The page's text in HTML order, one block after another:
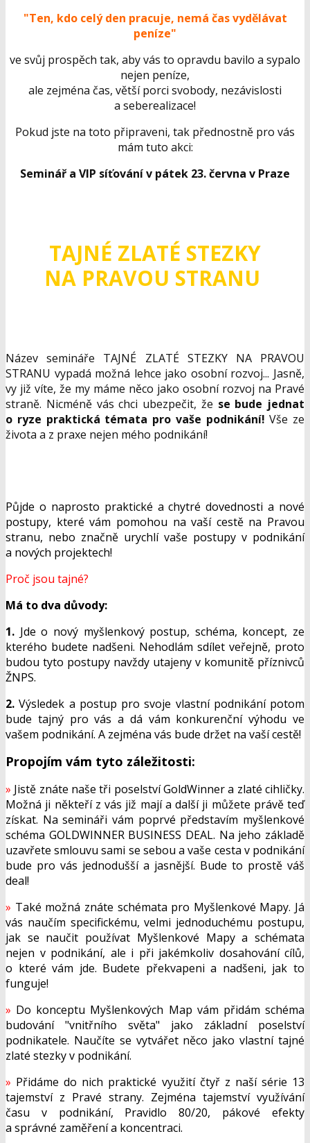
"Ten, kdo celý den pracuje, nemá čas vydělávat
peníze"
ve svůj prospěch tak, aby vás to opravdu bavilo a sypalo
nejen peníze,
ale zejména čas, větší porci svobody, nezávislosti
a seberealizace!
Pokud jste na toto připraveni, tak přednostně pro vás
mám tuto akci:
Seminář a VIP síťování v pátek 23. června v Praze
TAJNÉ ZLATÉ STEZKY
NA PRAVOU STRANU
Název semináře TAJNÉ ZLATÉ STEZKY NA PRAVOU
STRANU vypadá možná lehce jako osobní rozvoj... Jasně,
vy již víte, že my máme něco jako osobní rozvoj na Pravé
straně. Nicméně vás chci ubezpečit, že se bude jednat
o ryze praktická témata pro vaše podnikání! Vše ze
života a z praxe nejen mého podnikání!
Půjde o naprosto praktické a chytré dovednosti a nové
postupy, které vám pomohou na vaší cestě na Pravou
stranu, nebo značně urychlí vaše postupy v podnikání
a nových projektech!
Proč jsou tajné?
Má to dva důvody:
1. Jde o nový myšlenkový postup, schéma, koncept, ze
kterého budete nadšeni. Nehodlám sdílet veřejně, proto
budou tyto postupy navždy utajeny v komunitě příznivců
ŽNPS.
2. Výsledek a postup pro svoje vlastní podnikání potom
bude tajný pro vás a dá vám konkurenční výhodu ve
vašem podnikání. A zejména vás bude držet na vaší cestě!
Propojím vám tyto záležitosti:
» Jistě znáte naše tři poselství GoldWinner a zlaté cihličky.
Možná ji někteří z vás již mají a další ji můžete právě teď
získat. Na semináři vám poprvé představím myšlenkové
schéma GOLDWINNER BUSINESS DEAL. Na jeho základě
uzavřete smlouvu sami se sebou a vaše cesta v podnikání
bude pro vás jednodušší a jasnější. Bude to prostě váš
deal!
» Také možná znáte schémata pro Myšlenkové Mapy. Já
vás naučím specifickému, velmi jednoduchému postupu,
jak se naučit používat Myšlenkové Mapy a schémata
nejen v podnikání, ale i při jakémkoliv dosahování cílů,
o které vám jde. Budete překvapeni a nadšeni, jak to
funguje!
» Do konceptu Myšlenkových Map vám přidám schéma
budování "vnitřního světa" jako základní poselství
podnikatele. Naučíte se vytvářet něco jako vlastní tajné
zlaté stezky v podnikání.
» Přidáme do nich praktické využití čtyř z naší série 13
tajemství z Pravé strany. Zejména tajemství využívání
času v podnikání, Pravidlo 80/20, pákové efekty
a správné zaměření a koncentraci.